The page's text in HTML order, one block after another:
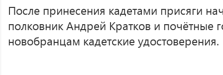
После принесения кадетами присяги
полковник Андрей Кратков и почётные
новобранцам кадетские удостоверения.